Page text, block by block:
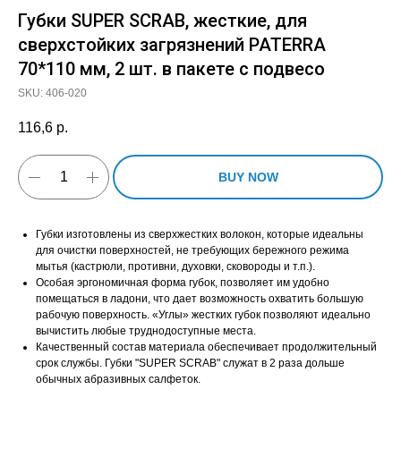
Губки SUPER SCRAB, жесткие, для
сверхстойких загрязнений PATERRA
70*110 мм, 2 шт. в пакете с подвесо
SKU: 406-020
116,6 р.
BUY NOW
Губки изготовлены из сверхжестких волокон, которые идеальны
для очистки поверхностей, не требующих бережного режима
мытья (кастрюли, противни, духовки, сковороды и т.п.).
Особая эргономичная форма губок, позволяет им удобно
помещаться в ладони, что дает возможность охватить большую
рабочую поверхность. «Углы» жестких губок позволяют идеально
вычистить любые труднодоступные места.
Качественный состав материала обеспечивает продолжительный
срок службы. Губки "SUPER SCRAB" служат в 2 раза дольше
обычных абразивных салфеток.